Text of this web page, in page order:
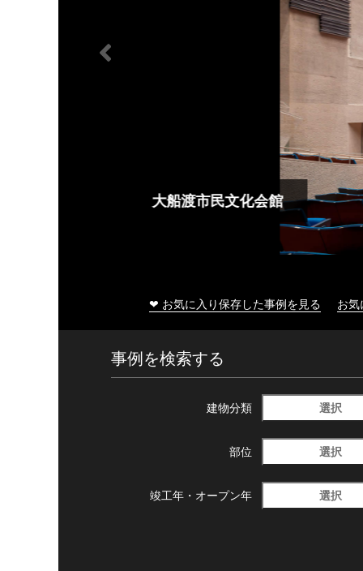
大船渡市民文化会館
❤ お気に入り保存した事例を見る お
事例を検索する
建物分類 選択
部位 選択
竣工年・ オープン年 選択